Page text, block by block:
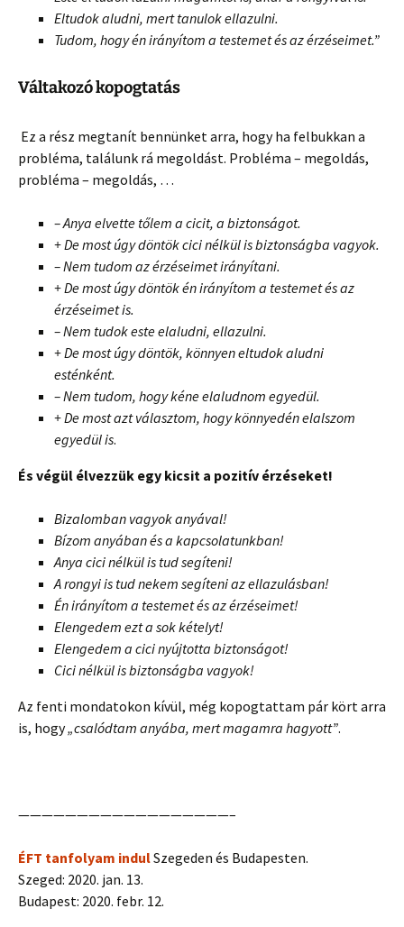
Eltudok aludni, mert tanulok ellazulni.
Tudom, hogy én irányítom a testemet és az érzéseimet.”
Váltakozó kopogtatás
Ez a rész megtanít bennünket arra, hogy ha felbukkan a
probléma, találunk rá megoldást. Probléma – megoldás,
probléma – megoldás, …
– Anya elvette tőlem a cicit, a biztonságot.
+ De most úgy döntök cici nélkül is biztonságba vagyok.
– Nem tudom az érzéseimet irányítani.
+ De most úgy döntök én irányítom a testemet és az
érzéseimet is.
– Nem tudok este elaludni, ellazulni.
+ De most úgy döntök, könnyen eltudok aludni
esténként.
– Nem tudom, hogy kéne elaludnom egyedül.
+ De most azt választom, hogy könnyedén elalszom
egyedül is.
És végül élvezzük egy kicsit a pozitív érzéseket!
Bizalomban vagyok anyával!
Bízom anyában és a kapcsolatunkban!
Anya cici nélkül is tud segíteni!
A rongyi is tud nekem segíteni az ellazulásban!
Én irányítom a testemet és az érzéseimet!
Elengedem ezt a sok kételyt!
Elengedem a cici nyújtotta biztonságot!
Cici nélkül is biztonságba vagyok!
Az fenti mondatokon kívül, még kopogtattam pár kört arra
is, hogy„csalódtam anyába, mert magamra hagyott”.
——————————————————–
ÉFT tanfolyam indulSzegeden és Budapesten.
Szeged: 2020. jan. 13.
Budapest: 2020. febr. 12.